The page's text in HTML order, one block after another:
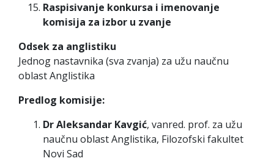
Raspisivanje konkursa i imenovanje
komisija za izbor u zvanje
Odsek za anglistiku
Jednog nastavnika (sva zvanja) za užu naučnu
oblast Anglistika
Predlog komisije:
Dr Aleksandar Kavgić, vanred. prof. za užu
naučnu oblast Anglistika, Filozofski fakultet
Novi Sad